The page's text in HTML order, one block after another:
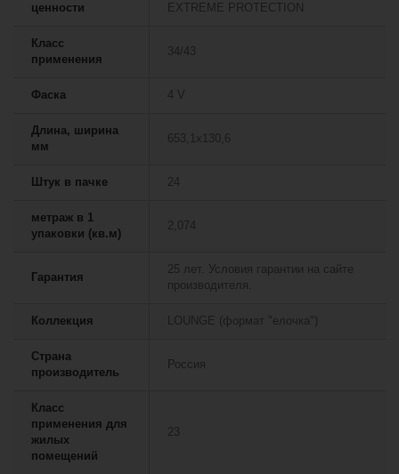
ценности
EXTREME PROTECTION
Класс
применения
34/43
Фаска 4 V
Длина, ширина
мм
653,1х130,6
Штук в пачке 24
метраж в 1
упаковки (кв.м)
2,074
Гарантия
25 лет. Условия гарантии на сайте
производителя.
Коллекция LOUNGE (формат "елочка")
Страна
производитель
Россия
Класс
применения для
жилых
помещений
23